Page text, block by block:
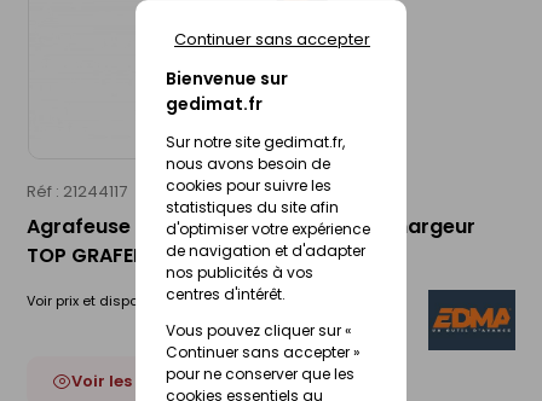
Bienvenue sur
gedimat.fr
Sur notre site gedimat.fr,
nous avons besoin de
cookies pour suivre les
statistiques du site afin
d'optimiser votre expérience
de navigation et d'adapter
nos publicités à vos
centres d'intérêt.
Vous pouvez cliquer sur «
Continuer sans accepter »
pour ne conserver que les
cookies essentiels au
Continuer sans accepter
Réf : 21244117 EDMA
Agrafeuse à grillage manuelle avec chargeur
TOP GRAFER 18
Voir prix et disponibilité en magasin
Voir les 4 déclinaisons